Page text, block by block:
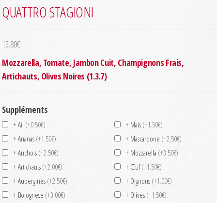
QUATTRO STAGIONI
15.80€
Mozzarella, Tomate, Jambon Cuit, Champignons Frais,
Artichauts, Olives Noires (1.3.7)
Suppléments
+ Ail (+0.50€)
+ Ananas (+1.50€)
+ Anchois (+2.50€)
+ Artichauts (+2.00€)
+ Aubergines (+2.50€)
+ Bolognese (+3.00€)
+ Mais (+1.50€)
+ Mascarpone (+2.50€)
+ Mozzarella (+3.50€)
+ Œuf(+1.50€)
+ Oignons (+1.00€)
+ Olives (+1.50€)